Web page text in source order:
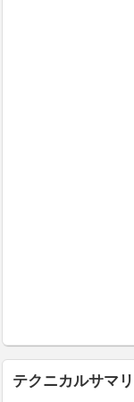
テクニカルサマ